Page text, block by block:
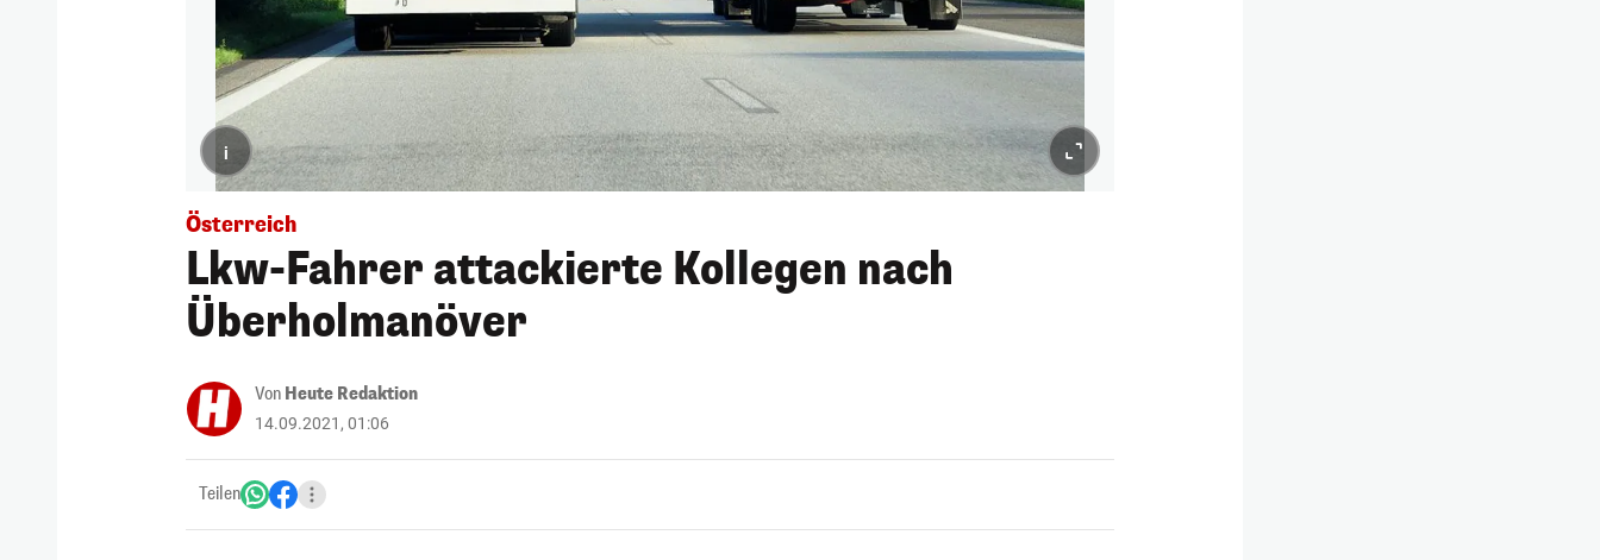
i
Österreich
Lkw-Fahrer attackierte Kollegen nach
Überholmanöver
Von Heute Redaktion
14.09.2021, 01:06
Teilen